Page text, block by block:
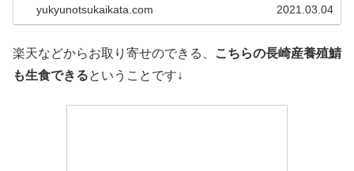
弟 ...
yukyunotsukaikata.com 2021.03.04
楽天などからお取り寄せのできる、
こちらの長崎産養殖鯖
も生食できるということです↓